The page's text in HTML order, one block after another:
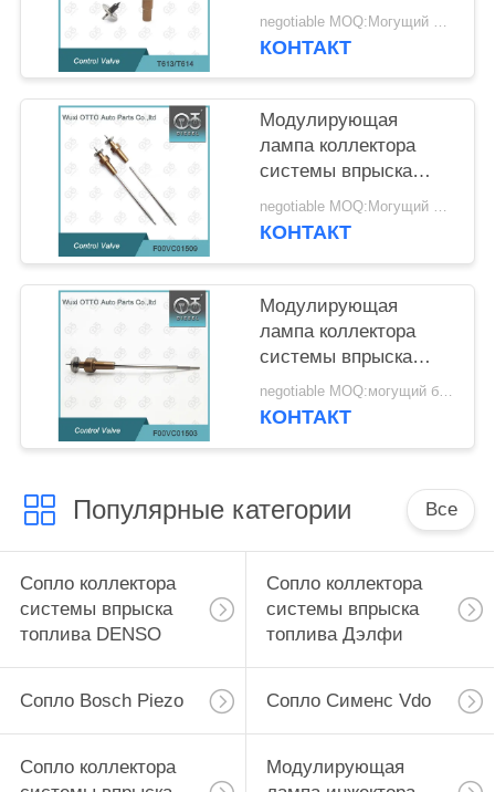
топлива T613 T614
Bosch на инжекторы
negotiable MOQ:Могущий быть предметом переговоров
КОНТАКТ
Модулирующая
лампа коллектора
системы впрыска
топлива F00VC01509
Bosch на инжекторы
negotiable MOQ:Могущий быть предметом переговоров
КОНТАКТ
Модулирующая
лампа коллектора
системы впрыска
топлива F00VC01503
Bosch на инжекторы
negotiable MOQ:могущий быть предметом переговоров
КОНТАКТ
Популярные категории Все
Сопло коллектора
системы впрыска
топлива DENSO
Сопло коллектора
системы впрыска
топлива Дэлфи
Сопло Bosch Piezo Сопло Сименс Vdo
Сопло коллектора
Модулирующая